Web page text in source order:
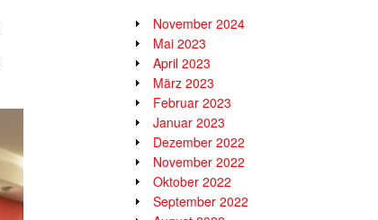
November 2024
Mai 2023
April 2023
März 2023
Februar 2023
Januar 2023
Dezember 2022
November 2022
Oktober 2022
September 2022